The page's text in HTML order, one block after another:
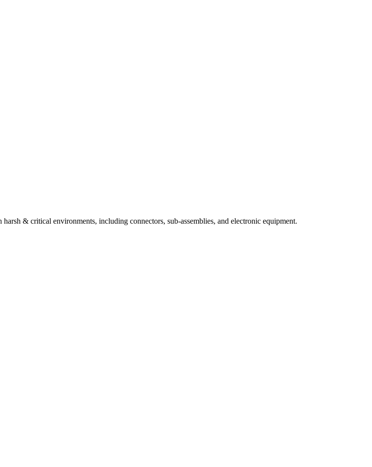
& critical environments, including connectors, sub-assemblies, and electronic equipment.